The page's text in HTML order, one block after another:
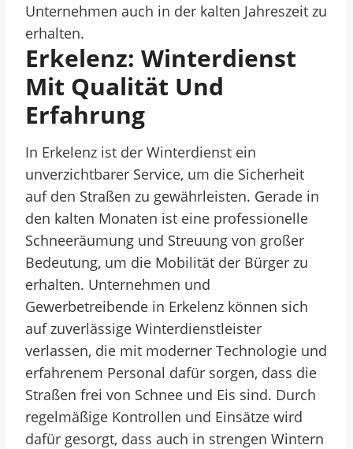
Unternehmen auch in der kalten Jahreszeit zu
erhalten.
Erkelenz: Winterdienst
Mit Qualität Und
Erfahrung
In Erkelenz ist der Winterdienst ein
unverzichtbarer Service, um die Sicherheit
auf den Straßen zu gewährleisten. Gerade in
den kalten Monaten ist eine professionelle
Schneeräumung und Streuung von großer
Bedeutung, um die Mobilität der Bürger zu
erhalten. Unternehmen und
Gewerbetreibende in Erkelenz können sich
auf zuverlässige Winterdienstleister
verlassen, die mit moderner Technologie und
erfahrenem Personal dafür sorgen, dass die
Straßen frei von Schnee und Eis sind. Durch
regelmäßige Kontrollen und Einsätze wird
dafür gesorgt, dass auch in strengen Wintern